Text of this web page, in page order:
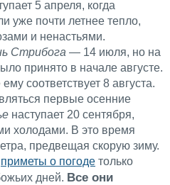
5 апреля, когда
уже почти летнее тепло,
и ненастьями.
Стрибога — 14 июля, но на
принято в начале августе.
соответствует 8 августа.
первые осенние
наступает 20 сентября,
холодами. В это время
предвещая скорую зиму.
приметы о погоде только
дней. Все они